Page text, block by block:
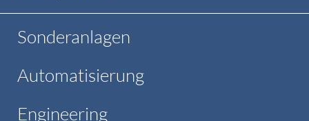
Sonderanlagen
Automatisierung
Engineering